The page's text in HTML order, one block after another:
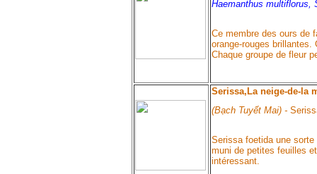
Haemanthus multiflorus,
Ce membre des ours de
orange-rouges
Chaque groupe de fleur
Serissa,La neige-de-la
(Bạch Tuyết Mai) -
Serissa foetida une
muni de petites feuilles
intéressant.